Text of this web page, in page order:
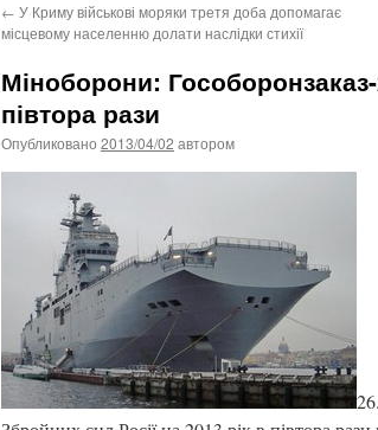
← У Криму військові моряки третя доба допомагає
місцевому населенню долати наслідки стихії
Міноборони:
півтора рази
Опубликовано 2013/04/02 автором